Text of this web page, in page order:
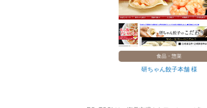
食品・惣菜
研ちゃん餃子本舗 様